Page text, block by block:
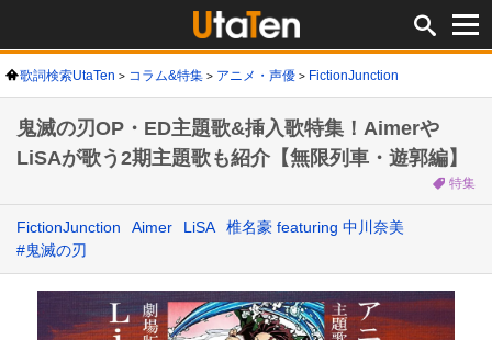
歌詞検索UtaTen コラム&特集 アニメ・声優 FictionJunction
鬼滅の刃OP・ED主題歌&挿入歌特集！Aimerや
LiSAが歌う2期主題歌も紹介【無限列車・遊郭編】
特集
FictionJunction Aimer LiSA
椎名豪 featuring 中川奈美
#鬼滅の刃